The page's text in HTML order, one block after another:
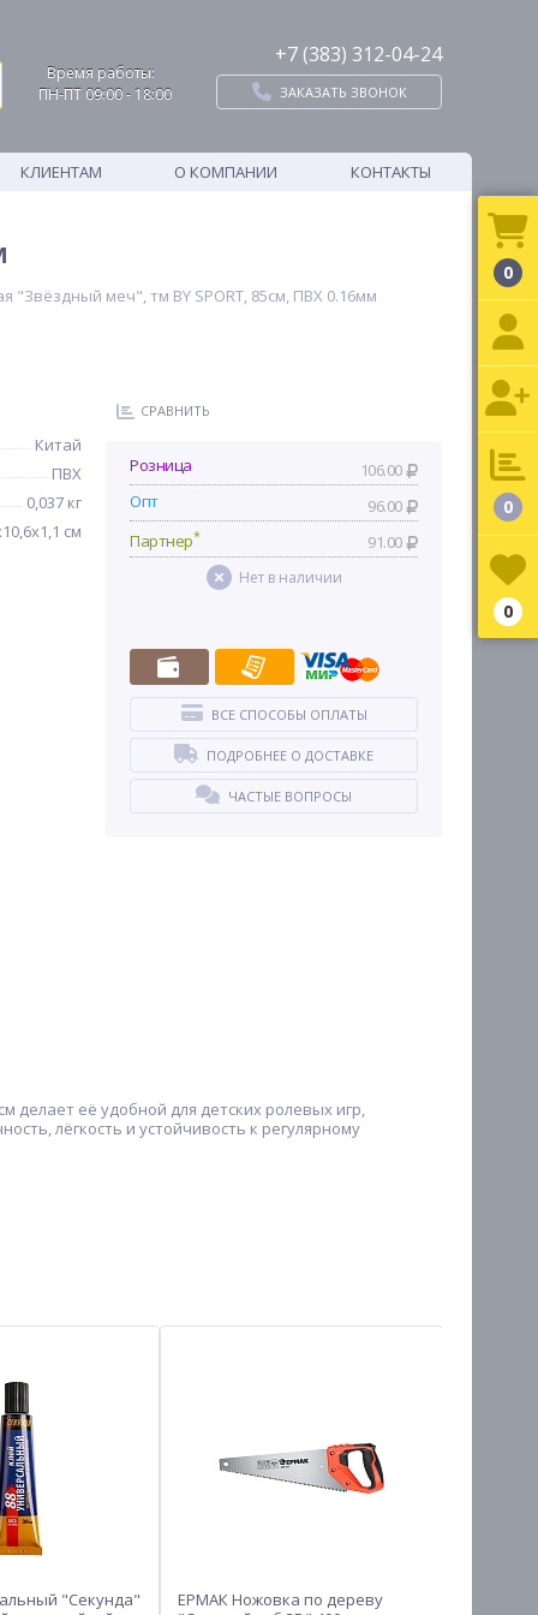
Время работы:
ПН-ПТ 09:00 - 18:00
+7 (383) 312-04-24
ЗАКАЗАТЬ ЗВОНОК
КЛИЕНТАМ О КОМПАНИИ КОНТАКТЫ
"Звёздный меч", тм BY SPORT, 85см, ПВХ 0.16мм
Китай
ПВХ
0,037 кг
см
СРАВНИТЬ
Розница
106.00
Опт
96.00
Партнер* 91.00
Нет в наличии
ВСЕ СПОСОБЫ ОПЛАТЫ
ПОДРОБНЕЕ О ДОСТАВКЕ
ЧАСТЫЕ ВОПРОСЫ
делает её удобной для детских ролевых игр,
лёгкость и устойчивость к регулярному
"Секунда"
ЕРМАК Ножовка по дереву
0
0
0